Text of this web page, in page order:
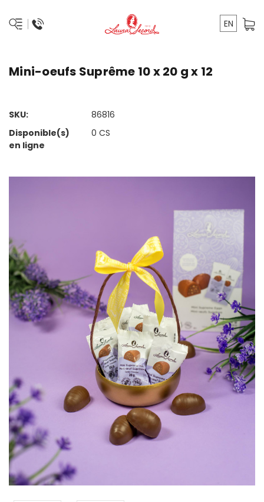
EN
Mini-oeufs Suprême 10 x 20 g x 12
SKU:
86816
Disponible(s)
en ligne
0 CS